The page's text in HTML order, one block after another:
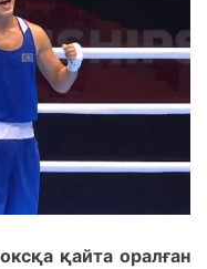
қайта оралған